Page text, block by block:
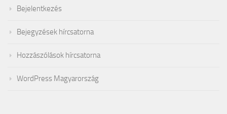
Bejelentkezés
Bejegyzések hírcsatorna
Hozzászólások hírcsatorna
WordPress Magyarország